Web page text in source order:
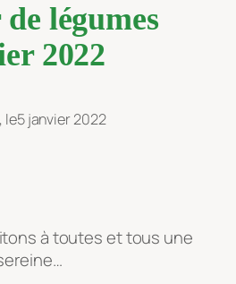
légumes
2022
, le5 janvier 2022
à toutes et tous une